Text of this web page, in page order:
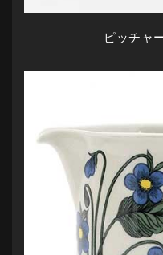
ピッチャ